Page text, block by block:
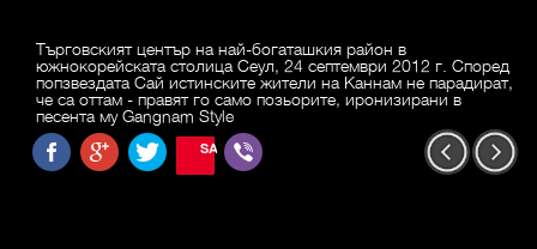
Търговският център на най-богаташкия район в
южнокорейската столица Сеул, 24 септември 2012 г. Според
попзвездата Сай истинските жители на Каннам не парадират,
че са оттам - правят го само позьорите, иронизирани в
песента му Gangnam Style
SAVE